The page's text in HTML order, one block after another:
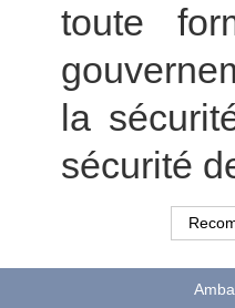
toute
la
sécurité